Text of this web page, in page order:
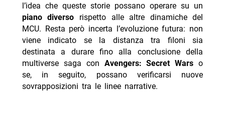
l’idea che queste storie possano operare su un
piano diverso rispetto alle altre dinamiche del
MCU. Resta però incerta l’evoluzione futura: non
viene indicato se la distanza tra filoni sia
destinata a durare fino alla conclusione della
multiverse saga con Avengers: Secret Wars o
se, in seguito, possano verificarsi nuove
sovrapposizioni tra le linee narrative.